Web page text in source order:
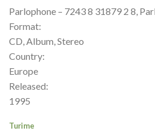
Parlophone – 7243 8 31879 2 8,
Format:
CD, Album, Stereo
Country:
Europe
Released:
1995
Turime